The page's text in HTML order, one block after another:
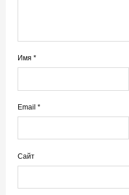
Имя *
Email *
Сайт